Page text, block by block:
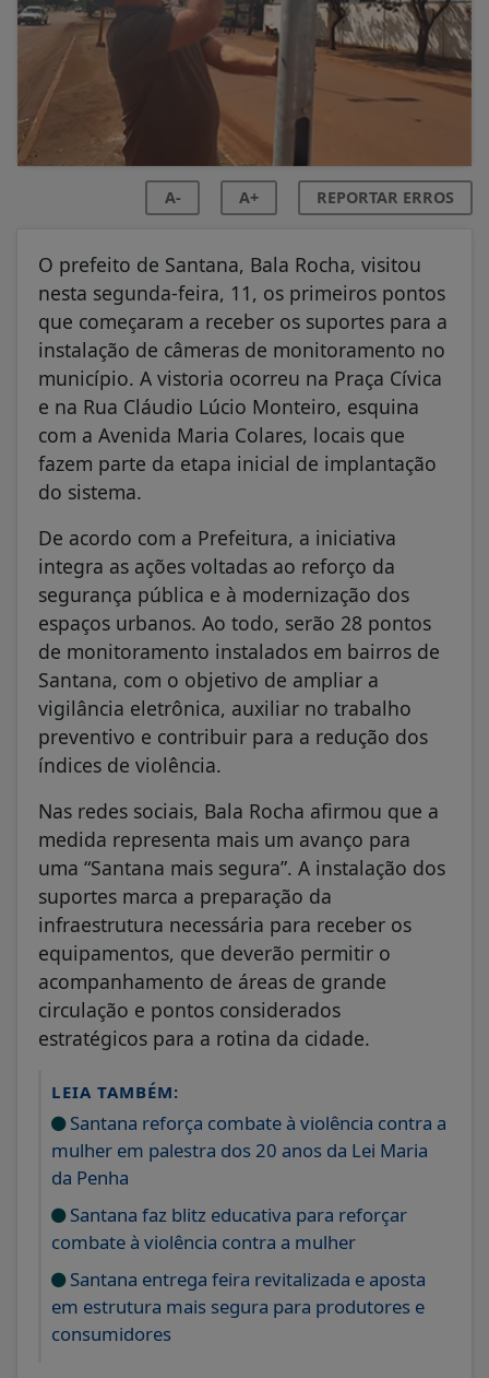
A- A+ REPORTAR ERROS
O prefeito de Santana, Bala Rocha, visitou
nesta segunda-feira, 11, os primeiros pontos
que começaram a receber os suportes para a
instalação de câmeras de monitoramento no
município. A vistoria ocorreu na Praça Cívica
e na Rua Cláudio Lúcio Monteiro, esquina
com a Avenida Maria Colares, locais que
fazem parte da etapa inicial de implantação
do sistema.
De acordo com a Prefeitura, a iniciativa
integra as ações voltadas ao reforço da
segurança pública e à modernização dos
espaços urbanos. Ao todo, serão 28 pontos
de monitoramento instalados em bairros de
Santana, com o objetivo de ampliar a
vigilância eletrônica, auxiliar no trabalho
preventivo e contribuir para a redução dos
índices de violência.
Nas redes sociais, Bala Rocha afirmou que a
medida representa mais um avanço para
uma “Santana mais segura”. A instalação dos
suportes marca a preparação da
infraestrutura necessária para receber os
equipamentos, que deverão permitir o
acompanhamento de áreas de grande
circulação e pontos considerados
estratégicos para a rotina da cidade.
LEIA TAMBÉM:
Santana reforça combate à violência contra a
mulher em palestra dos 20 anos da Lei Maria
da Penha
Santana faz blitz educativa para reforçar
combate à violência contra a mulher
Santana entrega feira revitalizada e aposta
em estrutura mais segura para produtores e
consumidores